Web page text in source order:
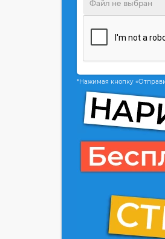
*Нажимая кнопку